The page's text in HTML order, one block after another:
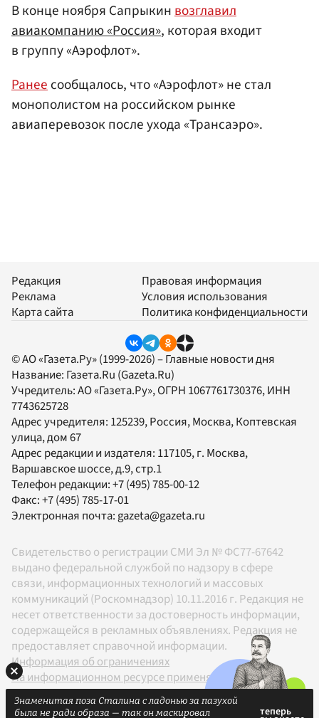
В конце ноября Сапрыкинвозглавил
авиакомпанию «Россия», которая входит
в группу «Аэрофлот».
Ранее сообщалось, что «Аэрофлот» не стал
монополистом на российском рынке
авиаперевозок после ухода «Трансаэро».
Редакция
Реклама
Карта сайта
Правовая информация
Условия использования
Политика конфиденциальности
© АО «Газета.Ру» (1999-2026) – Главные новости дня
Название: Газета.Ru (Gazeta.Ru)
Учредитель:АО «Газета.Ру», ОГРН 1067761730376, ИНН
7743625728
Адрес учредителя: 125239, Россия, Москва, Коптевская
улица, дом 67
Адрес редакции и издателя: 117105, г. Москва,
Варшавское шоссе, д.9, стр.1
Телефон редакции:+7 (495) 785-00-12
Факс:+7 (495) 785-17-01
Электронная почта:gazeta@gazeta.ru
Свидетельство о регистрации СМИ Эл № ФС77-67642
выдано федеральной службой по надзору в сфере
связи, информационных технологий и массовых
коммуникаций (Роскомнадзор) 10.11.2016 г. Редакция не
несет ответственности за достоверность информации,
содержащейся в рекламных объявлениях. Редакция не
предоставляет справочной информации.
Информация об ограничениях
На информационном ресурсе применяются
рекомендательные технологии в соответствии с
Правилами
Знаменитая поза Сталина с ладонью за пазухой
была не ради образа — так он маскировал